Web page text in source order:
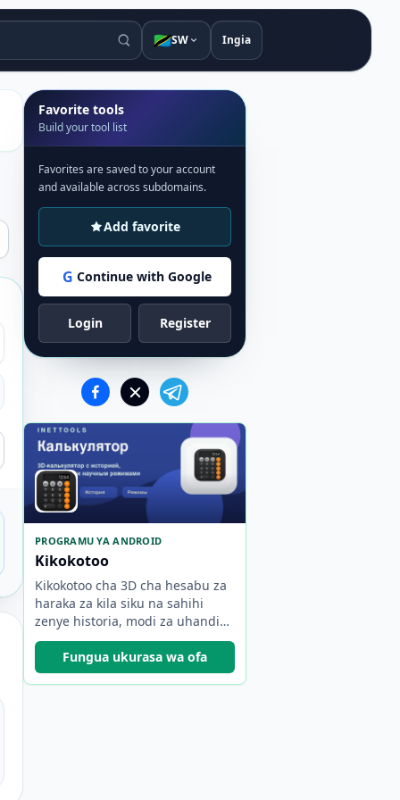
🇹🇿SW Ingia
Favorite tools
Build your tool list
Favorites are saved to your account
and available across subdomains.
Add favorite
G Continue with Google
Login Register
PROGRAMU YA ANDROID
Kikokotoo
Kikokotoo cha 3D cha hesabu za
haraka za kila siku na sahihi
zenye historia, modi za uhandisi
na kisayansi, na kazi za nje ya
mtandao.
Fungua ukurasa wa ofa